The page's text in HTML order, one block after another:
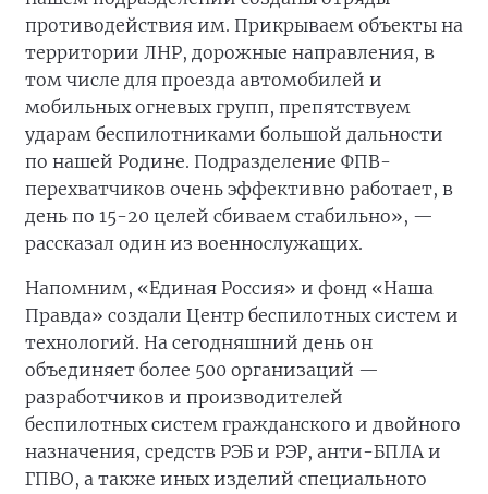
противодействия им. Прикрываем объекты на
территории ЛНР, дорожные направления, в
том числе для проезда автомобилей и
мобильных огневых групп, препятствуем
ударам беспилотниками большой дальности
по нашей Родине. Подразделение ФПВ-
перехватчиков очень эффективно работает, в
день по 15-20 целей сбиваем стабильно», —
рассказал один из военнослужащих.
Напомним, «Единая Россия» и фонд «Наша
Правда» создали Центр беспилотных систем и
технологий. На сегодняшний день он
объединяет более 500 организаций —
разработчиков и производителей
беспилотных систем гражданского и двойного
назначения, средств РЭБ и РЭР, анти-БПЛА и
ГПВО, а также иных изделий специального